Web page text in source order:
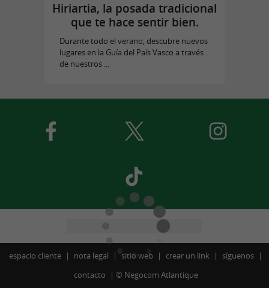
Hiriartia, la posada tradicional
que te hace sentir bien.
Durante todo el verano, descubre nuevos
lugares en la Guía del País Vasco a través
de nuestros ...
espacio cliente nota legal sitio web crear un link
síguenos
contacto
© Negocom Atlantique